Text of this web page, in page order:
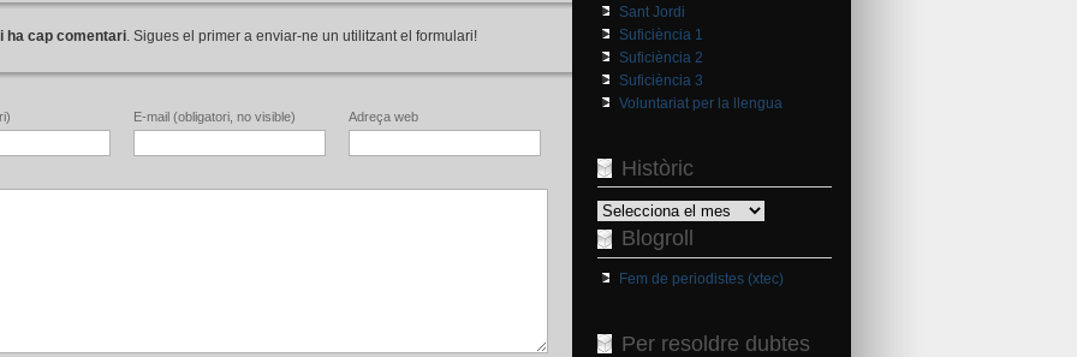
ha cap comentari. Sigues el primer a enviar-ne un utilitzant el formulari!
E-mail (obligatori, no visible) Adreça web
Sant Jordi
Suficiència 1
Suficiència 2
Suficiència 3
Voluntariat per la llengua
Històric
Històric
Blogroll
Fem de periodistes (xtec)
Per resoldre dubtes